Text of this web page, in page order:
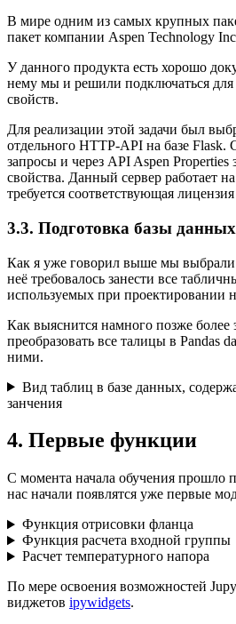
В мире одним из самых крупных
пакет компании Aspen Technology
У данного продукта есть хорошо
нему мы и решили подключаться
свойств.
Для реализации этой задачи был
отдельного HTTP-API на базе Flask.
запросы и через API Aspen
свойства. Данный сервер работает
требуется соответствующая
3.3. Подготовка базы
Как я уже говорил выше мы
неё требовалось занести все
используемых при проектировании
Как выяснится намного позже более
преобразовать все талицы в Pandas
ними.
Вид таблиц в базе данных,
занчения
4. Первые функции
С момента начала обучения прошло
нас начали появлятся уже первые
Функция отрисовки фланца
Функция расчета входной группы
Расчет температурного напора
По мере освоения возможностей
виджетов ipywidgets.